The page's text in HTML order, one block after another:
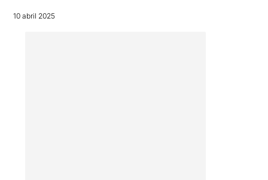
10 abril 2025